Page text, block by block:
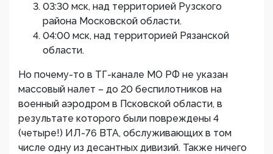
03:30 мск, над территорией Рузского
района Московской области.
04:00 мск, над территорией Рязанской
области.
Но почему-то в ТГ-канале МО РФ не указан
массовый налет – до 20 беспилотников на
военный аэродром в Псковской области, в
результате которого были повреждены 4
(четыре!) ИЛ-76 ВТА, обслуживающих в том
числе одну из десантных дивизий. Также ничего